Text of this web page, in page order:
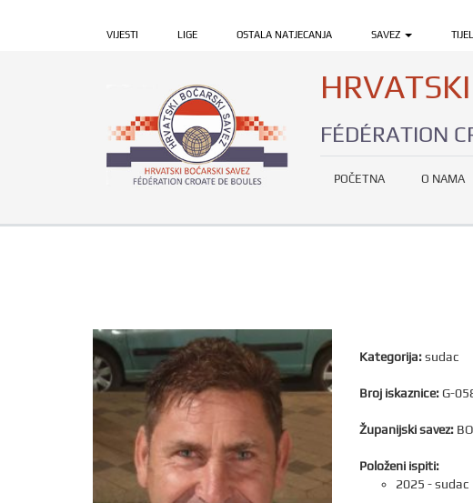
VIJESTI LIGE OSTALA NATJECANJA SAVEZ
FÉDÉRATION
POČETNA O NAMA
Kategorija:sudac
Broj iskaznice:G-
Županijski savez:
Položeni ispiti:
2025 - sudac